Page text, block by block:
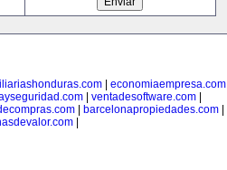
| economiaempresa.com
ventadesoftware.com
| barcelonapropiedades.com|
|